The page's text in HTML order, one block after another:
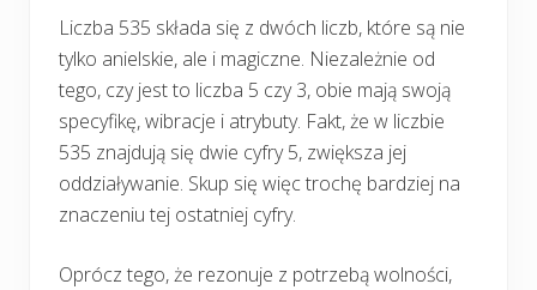
Liczba 535 składa się z dwóch liczb, które są nie
tylko anielskie, ale i magiczne. Niezależnie od
tego, czy jest to liczba 5 czy 3, obie mają swoją
specyfikę, wibracje i atrybuty. Fakt, że w liczbie
535 znajdują się dwie cyfry 5, zwiększa jej
oddziaływanie. Skup się więc trochę bardziej na
znaczeniu tej ostatniej cyfry.
Oprócz tego, że rezonuje z potrzebą wolności,